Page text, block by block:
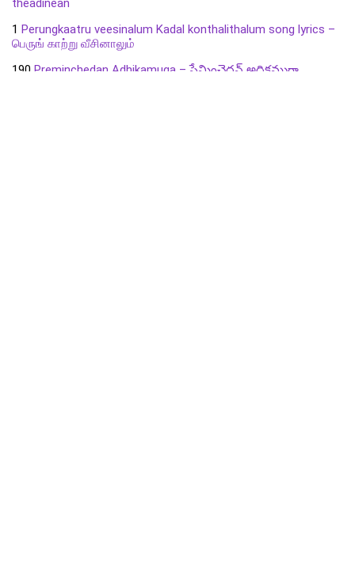
theadinean
1 Perungkaatru veesinalum Kadal konthalithalum song lyrics –
பெருங் காற்று வீசினாலும்
190 Preminchedan Adhikamuga – ప్రేమించెదన్ అధికముగా